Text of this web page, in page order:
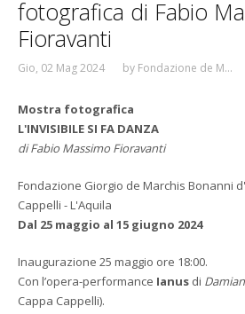
fotografica di Fabio
Fioravanti
Gio, 02 Mag 2024 by Fondazione de M...
Mostra fotografica
L'INVISIBILE SI FA DANZA
di Fabio Massimo Fioravanti
Fondazione Giorgio de Marchis Bonanni
Cappelli - L'Aquila
Dal 25 maggio al 15 giugno 2024
Inaugurazione 25 maggio ore 18:00.
Con l’opera-performance Ianus di
Cappa Cappelli).